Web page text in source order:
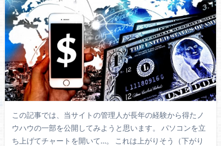
この記事では、当サイトの管理人が長年の経験から得たノ
ウハウの一部を公開してみようと思います。 パソコンを立
ち上げてチャートを開いて…。 これは上がりそう（下がり